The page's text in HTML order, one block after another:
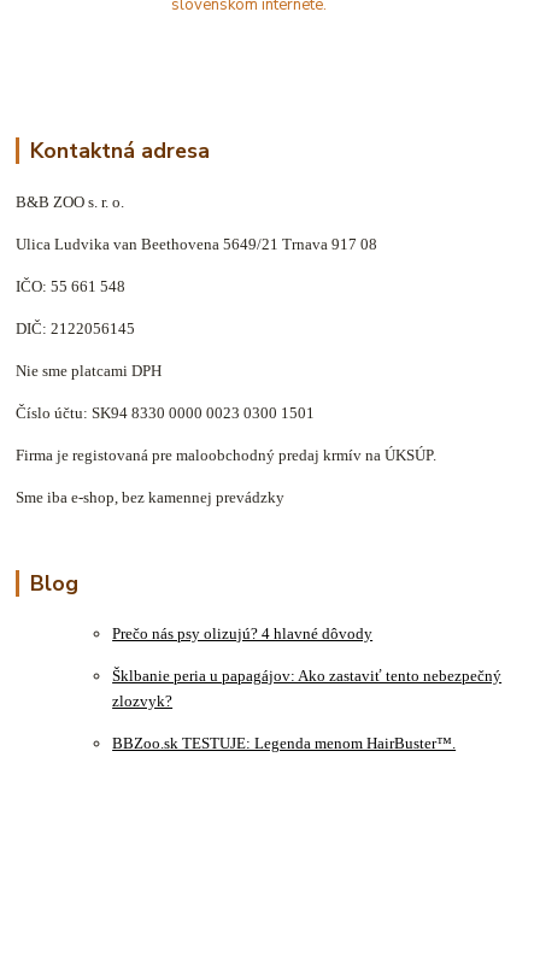
Kontaktná adresa
B&B ZOO s. r. o.
Ulica Ludvika van Beethovena 5649/21 Trnava 917 08
IČO: 55 661 548
DIČ: 2122056145
Nie sme platcami DPH
Číslo účtu: SK94 8330 0000 0023 0300 1501
Firma je registovaná pre maloobchodný predaj krmív na ÚKSÚP.
Sme iba e-shop, bez kamennej prevádzky
Blog
Prečo nás psy olizujú? 4 hlavné dôvody
Šklbanie peria u papagájov: Ako zastaviť tento nebezpečný
zlozvyk?
BBZoo.sk TESTUJE: Legenda menom HairBuster™.